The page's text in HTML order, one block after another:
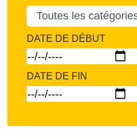
DATE DE DÉBUT
DATE DE FIN